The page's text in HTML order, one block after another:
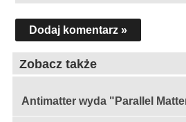
Dodaj komentarz »
Zobacz także
Antimatter wyda "Parallel